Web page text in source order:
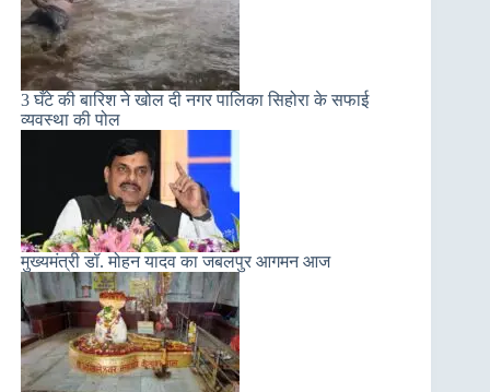
3 घँटे की बारिश ने खोल दी नगर पालिका सिहोरा के सफाई
व्यवस्था की पोल
मुख्‍यमंत्री डॉ. मोहन यादव का जबलपुर आगमन आज